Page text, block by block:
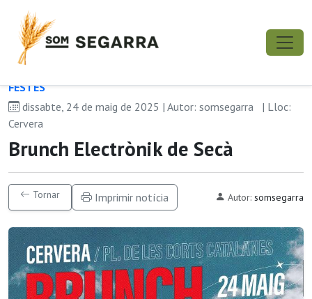
FESTES
dissabte, 24 de maig de 2025 | Autor: somsegarra
| Lloc:
Cervera
Brunch Electrònik de Secà
Tornar Imprimir notícia Autor: somsegarra